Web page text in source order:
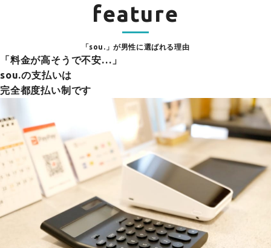
feature
「sou.」が男性に選ばれる理由
「料金が高そうで不安…」
sou.の支払いは
完全都度払い制です